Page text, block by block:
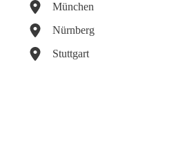
München
Nürnberg
Stuttgart